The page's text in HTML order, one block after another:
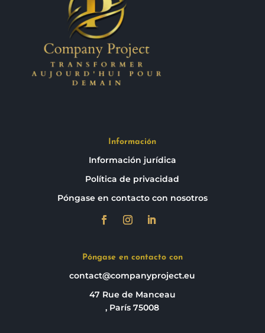
Información
Información jurídica
Política de privacidad
Póngase en contacto con nosotros
Póngase en contacto con
contact@companyproject.eu
47 Rue de Manceau
, París 75008